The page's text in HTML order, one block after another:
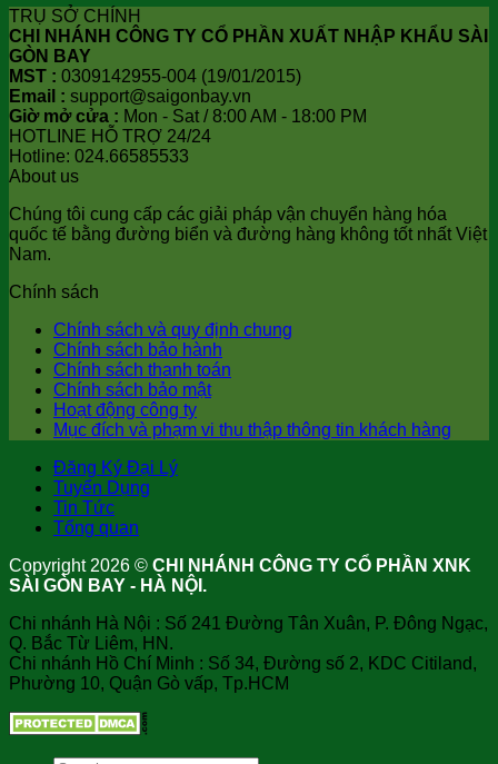
TRỤ SỞ CHÍNH
CHI NHÁNH CÔNG TY CỔ PHẦN XUẤT NHẬP KHẨU SÀI
GÒN BAY
MST : 0309142955-004 (19/01/2015)
Email : support@saigonbay.vn
Giờ mở cửa : Mon - Sat / 8:00 AM - 18:00 PM
HOTLINE HỖ TRỢ 24/24
Hotline: 024.66585533
About us
Chúng tôi cung cấp các giải pháp vận chuyển hàng hóa
quốc tế bằng đường biển và đường hàng không tốt nhất Việt
Nam.
Chính sách
Chính sách và quy định chung
Chính sách bảo hành
Chính sách thanh toán
Chính sách bảo mật
Hoạt động công ty
Mục đích và phạm vi thu thập thông tin khách hàng
Đăng Ký Đại Lý
Tuyển Dụng
Tin Tức
Tổng quan
Copyright 2026 © CHI NHÁNH CÔNG TY CỔ PHẦN XNK
SÀI GÒN BAY - HÀ NỘI.
Chi nhánh Hà Nội : Số 241 Đường Tân Xuân, P. Đông Ngạc,
Q. Bắc Từ Liêm, HN.
Chi nhánh Hồ Chí Minh : Số 34, Đường số 2, KDC Citiland,
Phường 10, Quận Gò vấp, Tp.HCM